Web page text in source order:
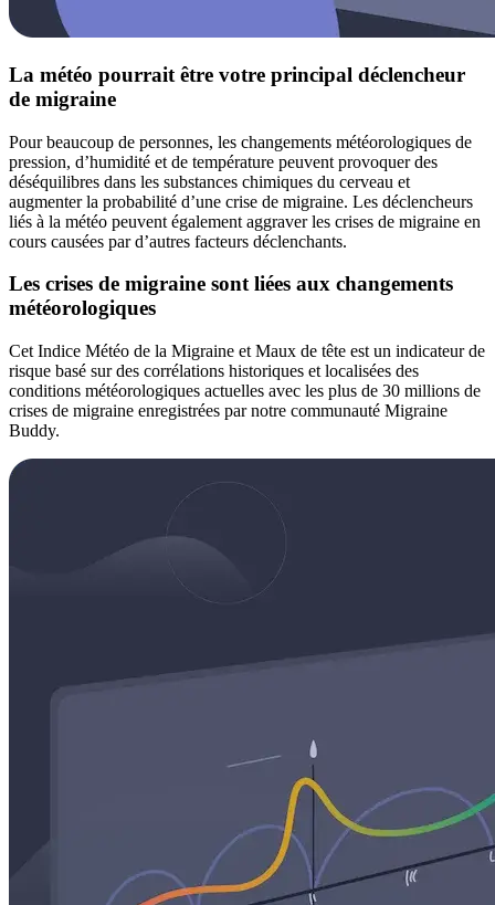
La météo pourrait être votre principal déclencheur
de migraine
Pour beaucoup de personnes, les changements météorologiques de
pression, d’humidité et de température peuvent provoquer des
déséquilibres dans les substances chimiques du cerveau et
augmenter la probabilité d’une crise de migraine. Les déclencheurs
liés à la météo peuvent également aggraver les crises de migraine en
cours causées par d’autres facteurs déclenchants.
Les crises de migraine sont liées aux changements
météorologiques
Cet Indice Météo de la Migraine et Maux de tête est un indicateur de
risque basé sur des corrélations historiques et localisées des
conditions météorologiques actuelles avec les plus de 30 millions de
crises de migraine enregistrées par notre communauté Migraine
Buddy.